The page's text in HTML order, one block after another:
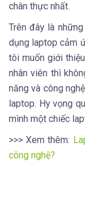
chân thực nhất.
Trên đây là
dụng laptop cảm
tôi muốn giới
nhân viên thì
năng và công
laptop. Hy vọng
mình một chiếc
>>> Xem thêm:
công nghệ?